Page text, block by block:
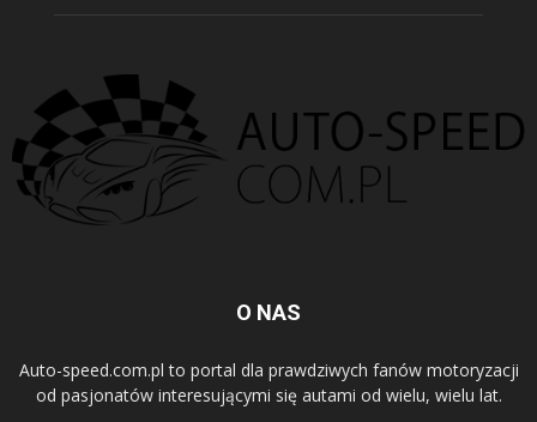
O NAS
Auto-speed.com.pl to portal dla prawdziwych fanów motoryzacji
od pasjonatów interesującymi się autami od wielu, wielu lat.